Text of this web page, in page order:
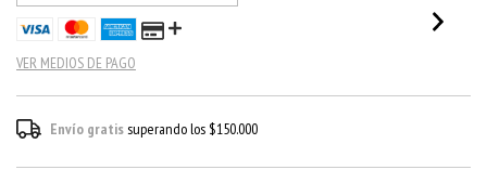
VER MEDIOS DE PAGO
Envío gratissuperando los $150.000